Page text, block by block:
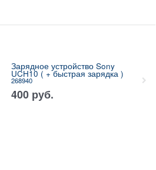
Зарядное устройство Sony
UCH10 ( + быстрая зарядка )
268940
400 руб.